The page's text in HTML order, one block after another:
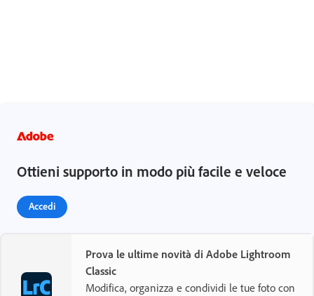
Ottieni supporto in modo più facile e veloce
Accedi
Crea un account ›
Prova le ultime novità di Adobe Lightroom
Classic
Modifica, organizza e condividi le tue foto con